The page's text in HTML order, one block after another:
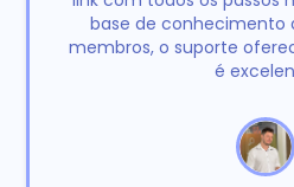
base de conhecimento
membros, o suporte
é